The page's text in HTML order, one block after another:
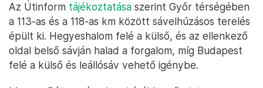
Az Útinform tájékoztatása szerint Győr térségében
a 113-as és a 118-as km között sávelhúzásos terelés
épült ki. Hegyeshalom felé a külső, és az ellenkező
oldal belső sávján halad a forgalom, míg Budapest
felé a külső és leállósáv vehető igénybe.